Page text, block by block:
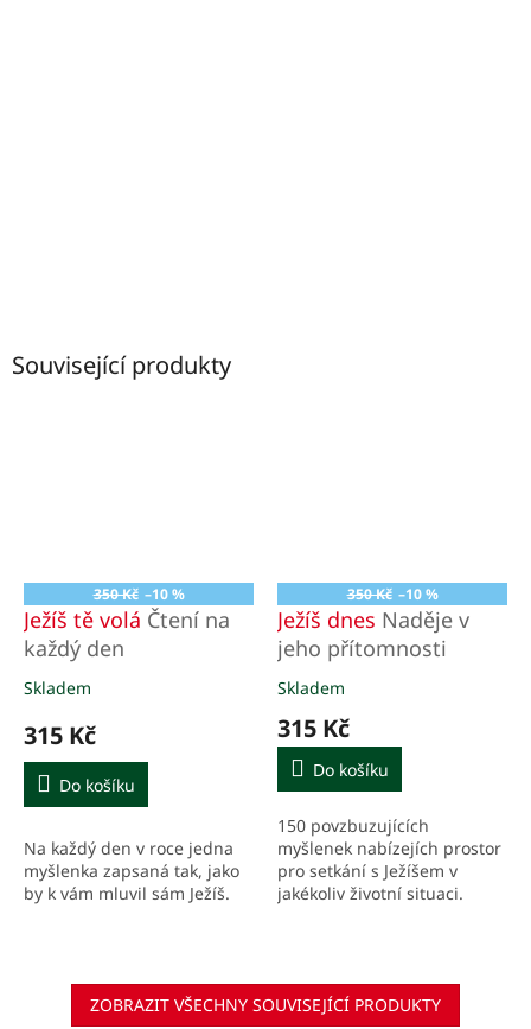
Související produkty
350 Kč –10 %
Ježíš tě volá Čtení na
každý den
Průměrné
produktu
je
5,0
z
hvězdiček.
Skladem
315 Kč
Do košíku
Na každý den v roce jedna
myšlenka zapsaná tak, jako
by k vám mluvil sám Ježíš.
350 Kč –10 %
Ježíš dnes Naděje v
jeho přítomnosti
Průměrné
hodnocení
produktu
3,0
5
hvězdiček.
Skladem
315 Kč
Do košíku
150 povzbuzujících
myšlenek nabízejích prostor
pro setkání s Ježíšem v
jakékoliv životní situaci.
ZOBRAZIT VŠECHNY SOUVISEJÍCÍ PRODUKTY